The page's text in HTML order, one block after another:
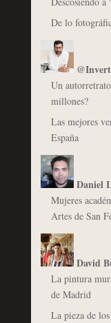
De lo
Un
millones?
Las mejores
España
Daniel
Mujeres
Artes de San
David
La pintura
de Madrid
La pieza de